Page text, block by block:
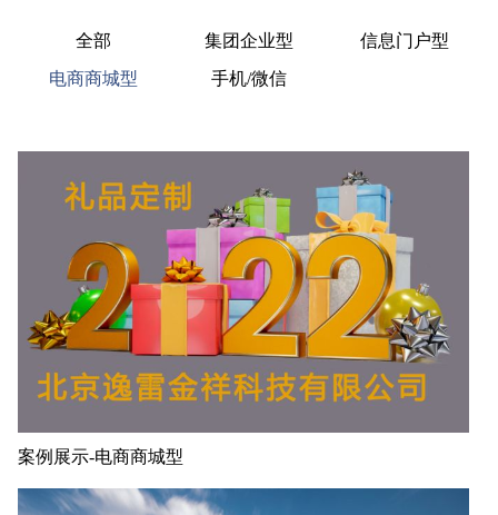
全部 集团企业型
信息门户型
电商商城型
手机/微信
案例展示-电商商城型